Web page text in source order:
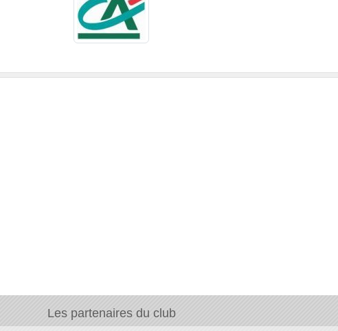
Les partenaires du club